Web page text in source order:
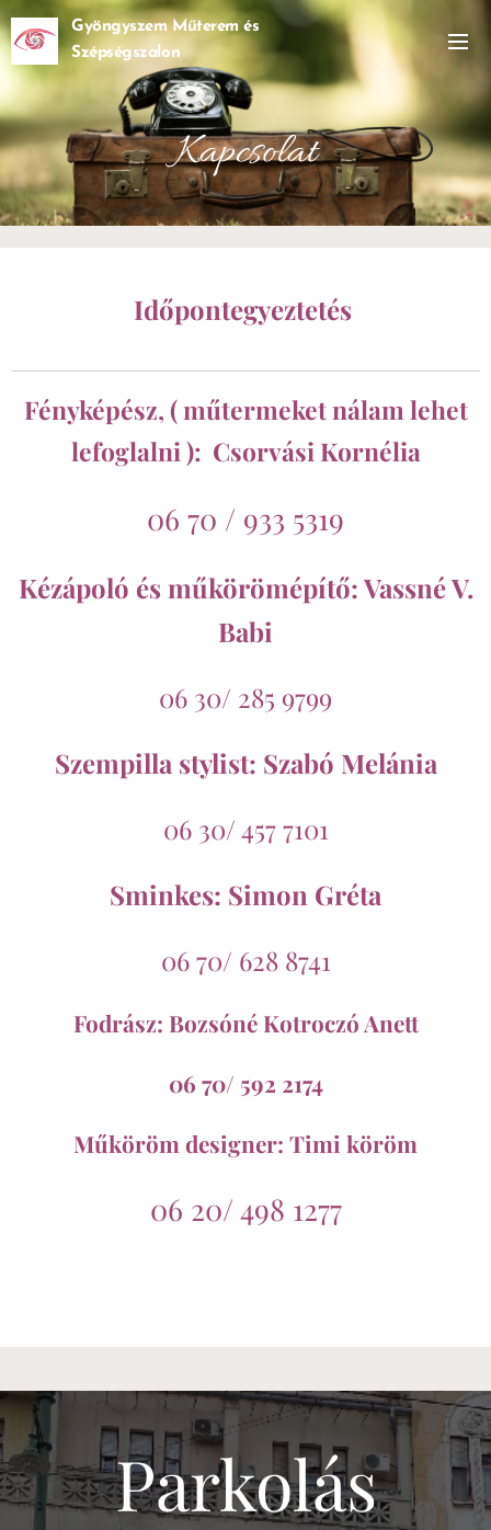
Gyöngyszem Műterem és
Szépségszalon
Kapcsolat
Időpontegyeztetés
Fényképész, ( műtermeket nálam lehet
lefoglalni ): Csorvási Kornélia
06 70 / 933 5319
Kézápoló és műkörömépítő: Vassné V.
Babi
06 30/ 285 9799
Szempilla stylist: Szabó Melánia
06 30/ 457 7101
Sminkes: Simon Gréta
06 70/ 628 8741
Fodrász: Bozsóné Kotroczó Anett
06 70/ 592 2174
Műköröm designer: Timi köröm
06 20/ 498 1277
Parkolás